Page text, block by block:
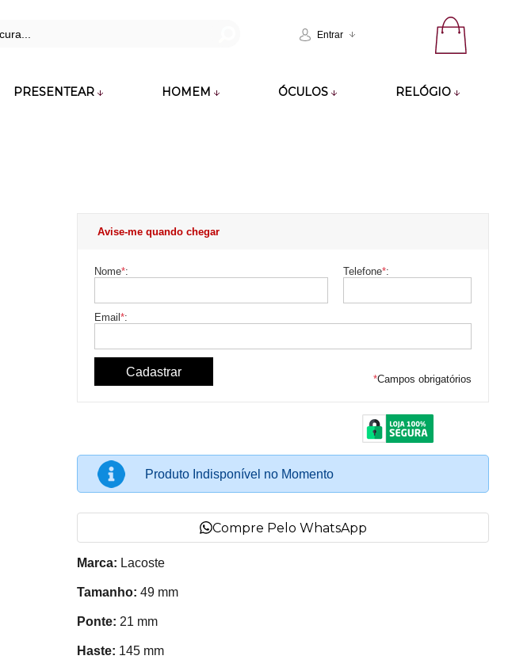
Entrar
PRESENTEAR HOMEM ÓCULOS RELÓGIO
Avise-me quando chegar
Nome*: Telefone*:
Email *:
*Campos obrigatórios
Produto Indisponível no Momento
Compre Pelo WhatsApp
Marca: Lacoste
Tamanho: 49 mm
Ponte: 21 mm
Haste: 145 mm